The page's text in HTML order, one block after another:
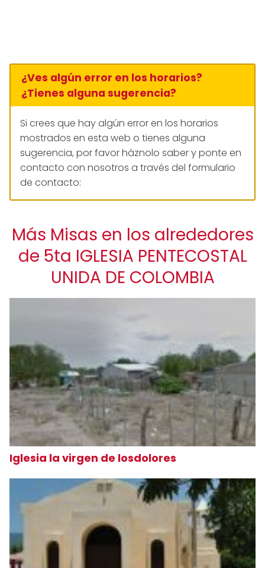
¿Ves algún error en los horarios?
¿Tienes alguna sugerencia?
Si crees que hay algún error en los horarios
mostrados en esta web o tienes alguna
sugerencia, por favor háznolo saber y ponte en
contacto con nosotros a través del formulario
de contacto:
Más Misas en los alrededores
de 5ta IGLESIA PENTECOSTAL
UNIDA DE COLOMBIA
Iglesia la virgen de losdolores